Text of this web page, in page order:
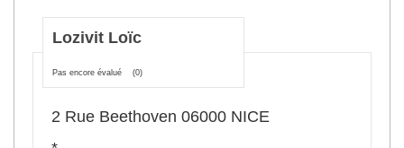
Lozivit Loïc
Pas encore évalué (0)
2 Rue Beethoven 06000 NICE